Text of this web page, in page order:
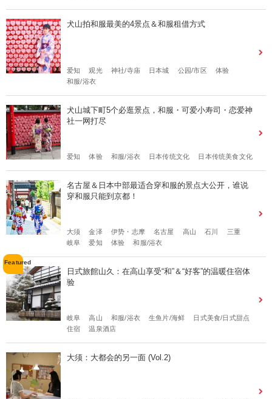
犬山拍和服最美的4景点＆和服租借方式
爱知 观光 神社/寺庙 日本城 公园/市区
体验
和服/浴衣
犬山城下町5个必逛景点，和服・可爱小寿司・恋爱神
社一网打尽
爱知 体验 和服/浴衣 日本传统文化 日本传统美食文化
名古屋＆日本中部最适合穿和服的景点大公开，谁说
穿和服只能到京都！
大须 金泽 伊势・志摩 名古屋 高山 石川
三重
岐阜
爱知 体验 和服/浴衣
日式旅館山久：在高山享受“和”＆“好客”的温暖住宿体
验
岐阜 高山 和服/浴衣 生鱼片/海鲜
日式美食/日式甜点
住宿
温泉酒店
大须：大都会的另一面 (Vol.2)